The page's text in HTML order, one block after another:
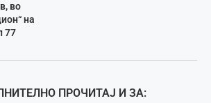
во
на
77
ПРОЧИТАЈ И ЗА: